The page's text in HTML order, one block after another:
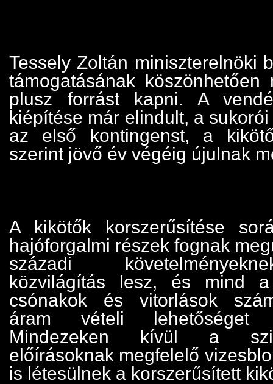
Tessely Zoltán miniszterelnöki
támogatásának köszönhetően
plusz forrást kapni. A
kiépítése már elindult, a
az első kontingenst, a
szerint jövő év végéig újulnak
A kikötők korszerűsítése
hajóforgalmi részek fognak
századi
közvilágítás lesz, és mind
csónakok és vitorlások
áram vételi lehetőséget
Mindezeken kívül a
előírásoknak megfelelő
is létesülnek a korszerűsített